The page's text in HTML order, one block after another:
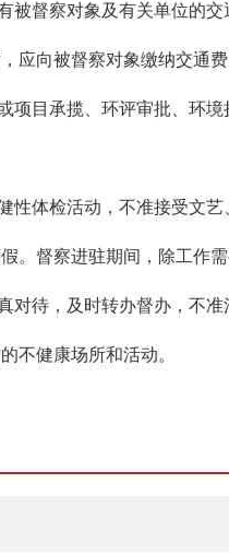
督察对象及有关单位的
应向被督察对象缴纳交通费
项目承揽、环评审批、环
体检活动，不准接受文
督察进驻期间，除工作
待，及时转办督办，不
不健康场所和活动。